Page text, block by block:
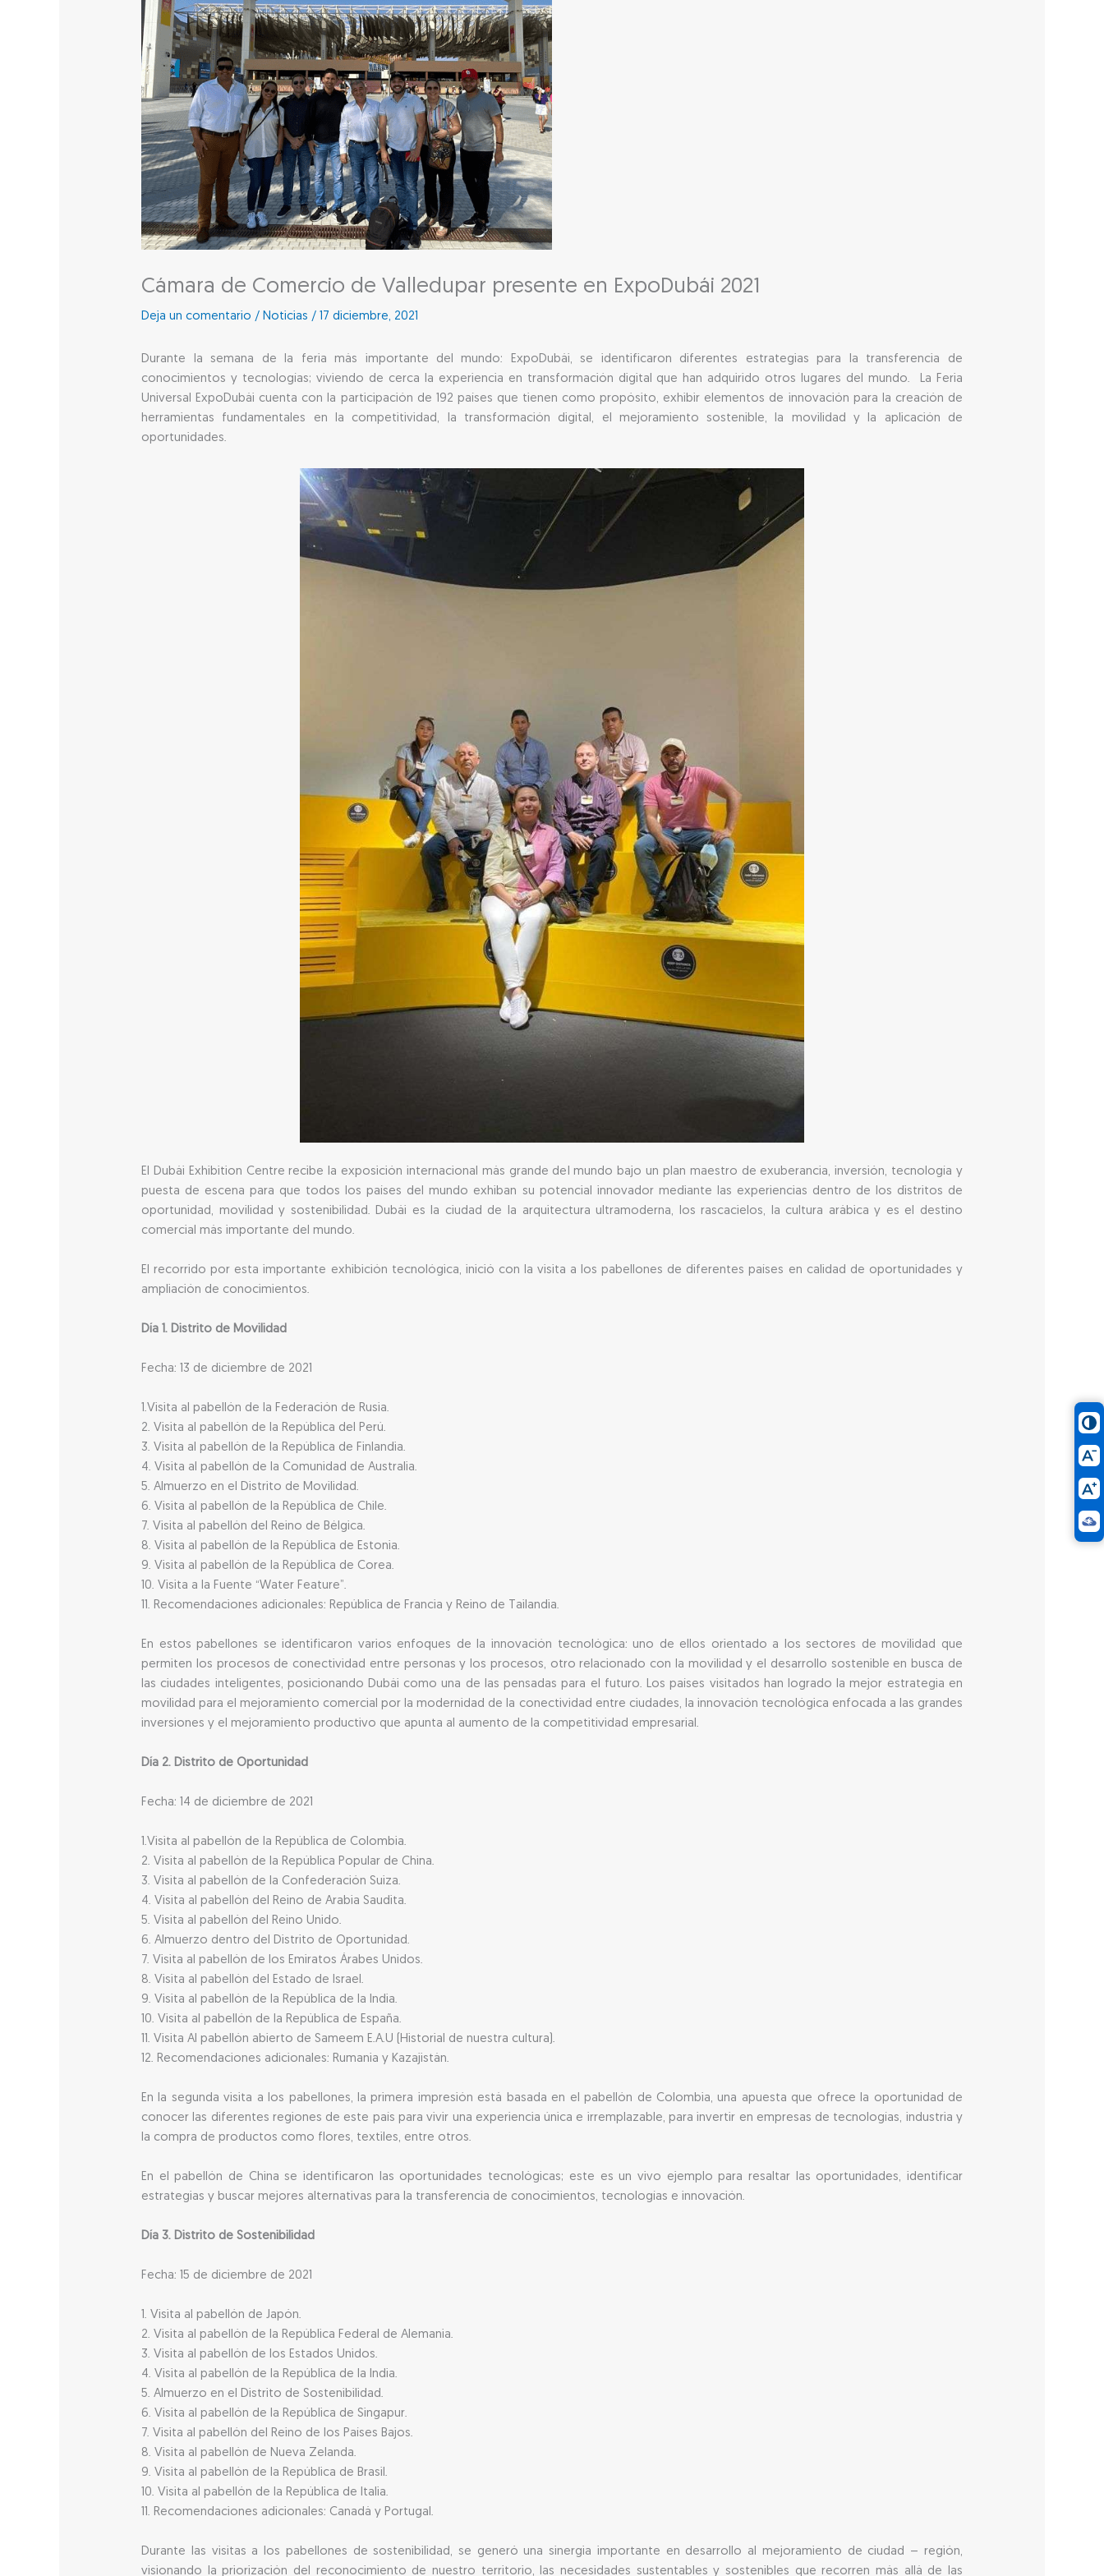
Cámara de Comercio de Valledupar presente en ExpoDubái 2021
Deja un comentario / Noticias /17 diciembre, 2021
Durante la semana de la feria más importante del mundo: ExpoDubái, se identificaron diferentes estrategias para la transferencia de
conocimientos y tecnologías; viviendo de cerca la experiencia en transformación digital que han adquirido otros lugares del mundo. La Feria
Universal ExpoDubái cuenta con la participación de 192 países que tienen como propósito, exhibir elementos de innovación para la creación de
herramientas fundamentales en la competitividad, la transformación digital, el mejoramiento sostenible, la movilidad y la aplicación de
oportunidades.
El Dubái Exhibition Centre recibe la exposición internacional más grande del mundo bajo un plan maestro de exuberancia, inversión, tecnología y
puesta de escena para que todos los países del mundo exhiban su potencial innovador mediante las experiencias dentro de los distritos de
oportunidad, movilidad y sostenibilidad. Dubái es la ciudad de la arquitectura ultramoderna, los rascacielos, la cultura arábica y es el destino
comercial más importante del mundo.
El recorrido por esta importante exhibición tecnológica, inició con la visita a los pabellones de diferentes países en calidad de oportunidades y
ampliación de conocimientos.
Día 1. Distrito de Movilidad
Fecha: 13 de diciembre de 2021
1.Visita al pabellón de la Federación de Rusia.
2. Visita al pabellón de la República del Perú.
3. Visita al pabellón de la República de Finlandia.
4. Visita al pabellón de la Comunidad de Australia.
5. Almuerzo en el Distrito de Movilidad.
6. Visita al pabellón de la República de Chile.
7. Visita al pabellón del Reino de Bélgica.
8. Visita al pabellón de la República de Estonia.
9. Visita al pabellón de la República de Corea.
10. Visita a la Fuente “Water Feature”.
11. Recomendaciones adicionales: República de Francia y Reino de Tailandia.
En estos pabellones se identificaron varios enfoques de la innovación tecnológica: uno de ellos orientado a los sectores de movilidad que
permiten los procesos de conectividad entre personas y los procesos, otro relacionado con la movilidad y el desarrollo sostenible en busca de
las ciudades inteligentes, posicionando Dubái como una de las pensadas para el futuro. Los países visitados han logrado la mejor estrategia en
movilidad para el mejoramiento comercial por la modernidad de la conectividad entre ciudades, la innovación tecnológica enfocada a las grandes
inversiones y el mejoramiento productivo que apunta al aumento de la competitividad empresarial.
Día 2. Distrito de Oportunidad
Fecha: 14 de diciembre de 2021
1.Visita al pabellón de la República de Colombia.
2. Visita al pabellón de la República Popular de China.
3. Visita al pabellón de la Confederación Suiza.
4. Visita al pabellón del Reino de Arabia Saudita.
5. Visita al pabellón del Reino Unido.
6. Almuerzo dentro del Distrito de Oportunidad.
7. Visita al pabellón de los Emiratos Árabes Unidos.
8. Visita al pabellón del Estado de Israel.
9. Visita al pabellón de la República de la India.
10. Visita al pabellón de la República de España.
11. Visita Al pabellón abierto de Sameem E.A.U (Historial de nuestra cultura).
12. Recomendaciones adicionales: Rumania y Kazajistán.
En la segunda visita a los pabellones, la primera impresión está basada en el pabellón de Colombia, una apuesta que ofrece la oportunidad de
conocer las diferentes regiones de este país para vivir una experiencia única e irremplazable, para invertir en empresas de tecnologías, industria y
la compra de productos como flores, textiles, entre otros.
En el pabellón de China se identificaron las oportunidades tecnológicas; este es un vivo ejemplo para resaltar las oportunidades, identificar
estrategias y buscar mejores alternativas para la transferencia de conocimientos, tecnologías e innovación.
Día 3. Distrito de Sostenibilidad
Fecha: 15 de diciembre de 2021
1. Visita al pabellón de Japón.
2. Visita al pabellón de la República Federal de Alemania.
3. Visita al pabellón de los Estados Unidos.
4. Visita al pabellón de la República de la India.
5. Almuerzo en el Distrito de Sostenibilidad.
6. Visita al pabellón de la República de Singapur.
7. Visita al pabellón del Reino de los Países Bajos.
8. Visita al pabellón de Nueva Zelanda.
9. Visita al pabellón de la República de Brasil.
10. Visita al pabellón de la República de Italia.
11. Recomendaciones adicionales: Canadá y Portugal.
Durante las visitas a los pabellones de sostenibilidad, se generó una sinergia importante en desarrollo al mejoramiento de ciudad – región,
visionando la priorización del reconocimiento de nuestro territorio, las necesidades sustentables y sostenibles que recorren más allá de las